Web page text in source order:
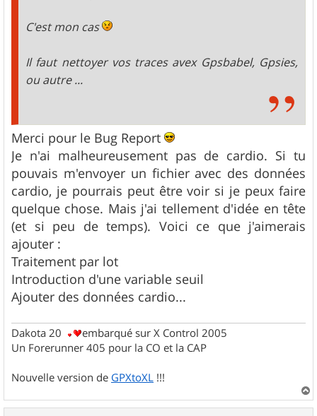
C'est mon cas
Il faut nettoyer vos traces avex Gpsbabel, Gpsies,
ou autre ...
Merci pour le Bug Report
Je n'ai malheureusement pas de cardio. Si tu
pouvais m'envoyer un fichier avec des données
cardio, je pourrais peut être voir si je peux faire
quelque chose. Mais j'ai tellement d'idée en tête
(et si peu de temps). Voici ce que j'aimerais
ajouter :
Traitement par lot
Introduction d'une variable seuil
Ajouter des données cardio...
Dakota 20
embarqué sur X Control 2005
Un Forerunner 405 pour la CO et la CAP
Nouvelle version de GPXtoXL !!!
a